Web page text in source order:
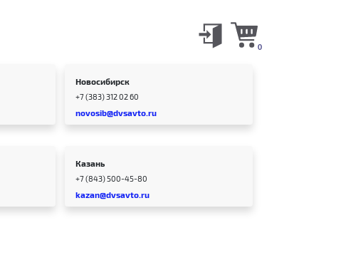
0
Новосибирск
+7 (383) 312 02 60
novosib@dvsavto.ru
Казань
+7 (843) 500-45-80
kazan@dvsavto.ru